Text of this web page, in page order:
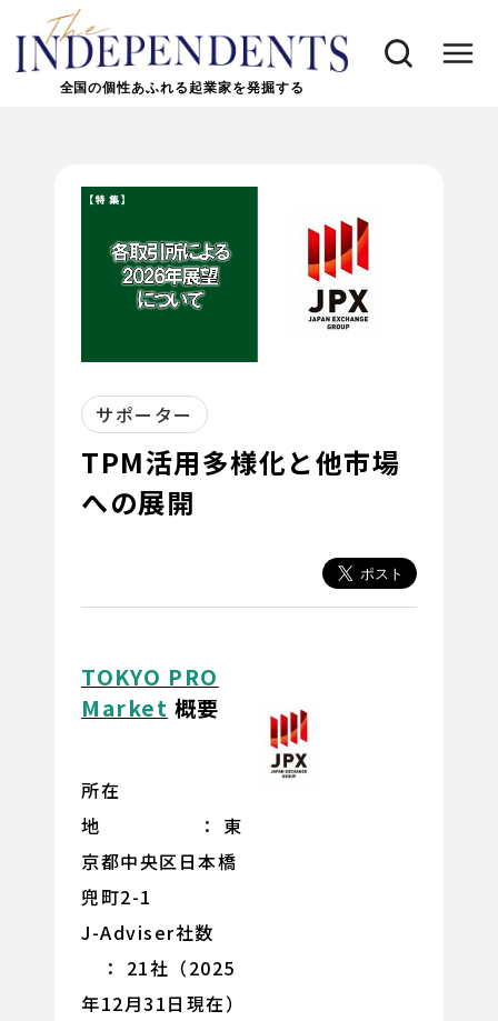
全国の個性あふれる起業家を発掘する
サポーター
TPM活用多様化と他市場
への展開
TOKYO PRO
Market 概要
所在
地 ： 東
京都中央区日本橋
兜町2-1
J-Adviser社数
： 21社（2025
年12月31日現在）